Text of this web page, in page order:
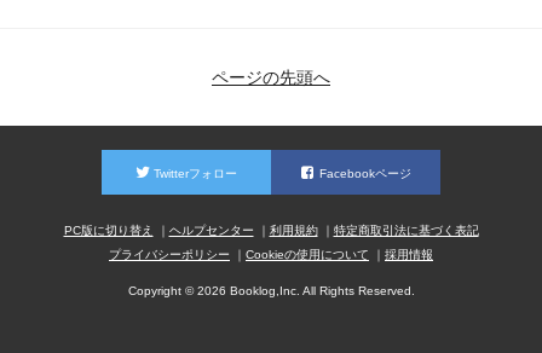
ページの先頭へ
Twitterフォロー Facebookページ
PC版に切り替え ヘルプセンター 利用規約
特定商取引法に基づく表記
プライバシーポリシー
Cookieの使用について 採用情報
Copyright © 2026 Booklog,Inc. All Rights Reserved.